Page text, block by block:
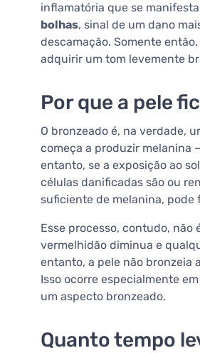
inflamatória que se
bolhas, sinal de um dano
descamação. Somente
adquirir um tom levemente
Por que a pele
O bronzeado é, na verdade,
começa a produzir melanina
entanto, se a exposição ao
células danificadas são ou
suficiente de melanina, pode
Esse processo, contudo, não
vermelhidão diminua e
entanto, a pele não bronzeia
Isso ocorre especialmente
um aspecto bronzeado.
Quanto tempo